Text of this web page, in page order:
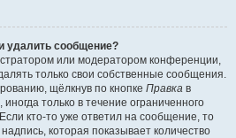
удалить сообщение?
или модератором конференции,
только свои собственные сообщения.
щёлкнув по кнопке Правка в
только в течение ограниченного
кто-то уже ответил на сообщение, то
которая показывает количество